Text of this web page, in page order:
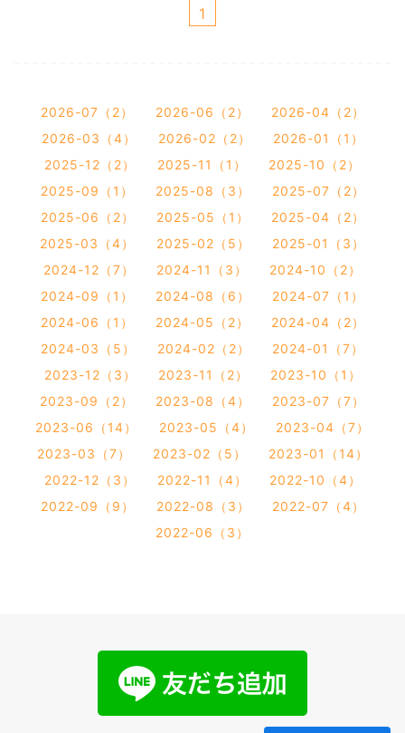
1
2026-07（2） 2026-06（2）
2026-04（2）
2026-03（4）
2026-02（2）
2026-01（1）
2025-12（2）
2025-11（1）
2025-10（2）
2025-09（1）
2025-08（3）
2025-07（2）
2025-06（2）
2025-05（1）
2025-04（2）
2025-03（4）
2025-02（5）
2025-01（3）
2024-12（7）
2024-11（3）
2024-10（2）
2024-09（1）
2024-08（6）
2024-07（1）
2024-06（1）
2024-05（2）
2024-04（2）
2024-03（5）
2024-02（2）
2024-01（7）
2023-12（3）
2023-11（2）
2023-10（1）
2023-09（2）
2023-08（4）
2023-07（7）
2023-06（14）
2023-05（4）
2023-04（7）
2023-03（7）
2023-02（5）
2023-01（14）
2022-12（3）
2022-11（4）
2022-10（4）
2022-09（9）
2022-08（3）
2022-07（4）
2022-06（3）